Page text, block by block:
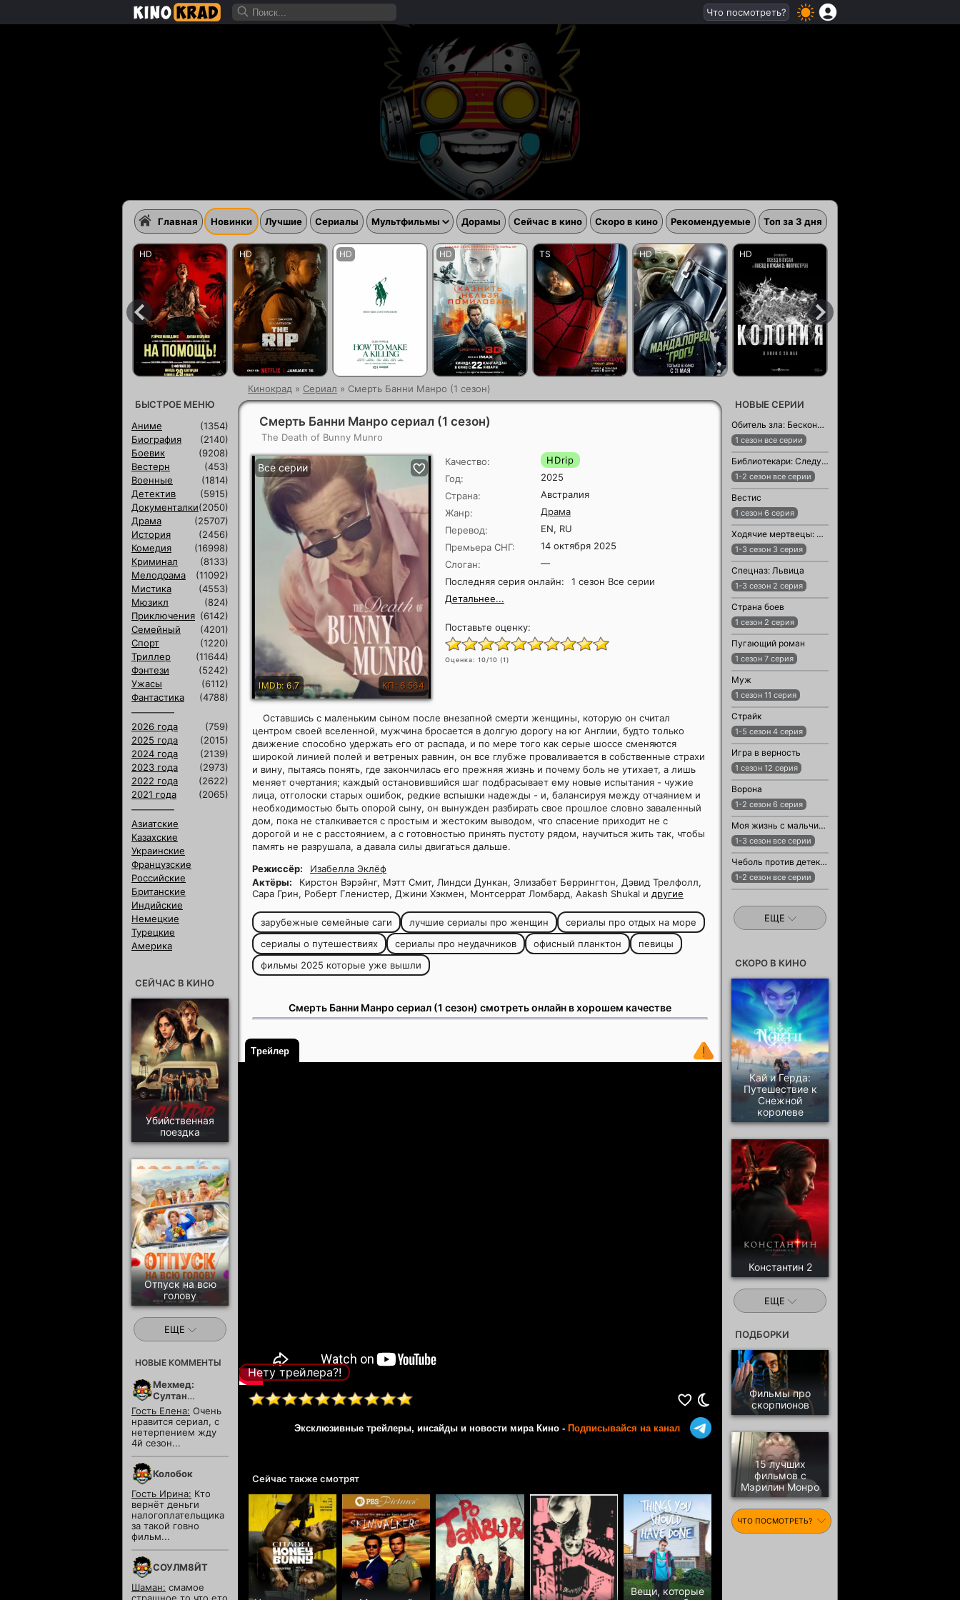
Кинокрад » Сериал » Смерть Банни Манро (1 сезон)
Смерть Банни Манро сериал (1 сезон)
The Death of Bunny Munro
IMDb: 6.7 КП: 6.564
Все серии Качество:
HDrip
Год:
2025
Страна:
Австралия
Жанр:
Драма
Перевод:
EN, RU
Премьера СНГ:
14 октября 2025
Слоган:
—
Последняя серия онлайн:
1 сезон Все серии
Детальнее...
Поставьте оценку:
Оценка: 10/10 (1)
Оставшись с маленьким сыном после внезапной смерти женщины, которую он считал
центром своей вселенной, мужчина бросается в долгую дорогу на юг Англии, будто только
движение способно удержать его от распада, и по мере того как серые шоссе сменяются
широкой линией полей и ветреных равнин, он все глубже проваливается в собственные страхи
и вину, пытаясь понять, где закончилась его прежняя жизнь и почему боль не утихает, а лишь
меняет очертания; каждый остановившийся шаг подбрасывает ему новые испытания - чужие
лица, отголоски старых ошибок, редкие вспышки надежды - и, балансируя между отчаянием и
необходимостью быть опорой сыну, он вынужден разбирать свое прошлое словно заваленный
дом, пока не сталкивается с простым и жестоким выводом, что спасение приходит не с
дорогой и не с расстоянием, а с готовностью принять пустоту рядом, научиться жить так, чтобы
память не разрушала, а давала силы двигаться дальше.
Режиссёр:
Изабелла Эклёф
Актёры:
Кирстон Вэрэйнг, Мэтт Смит, Линдси Дункан, Элизабет Беррингтон, Дэвид Трелфолл,
Сара Грин, Роберт Гленистер, Джини Хэкмен, Монтсеррат Ломбард, Aakash Shukal и другие
зарубежные семейные саги лучшие сериалы про женщин
сериалы про отдых на море
сериалы о путешествиях
сериалы про неудачников офисный планктон
певицы
фильмы 2025 которые уже вышли
Смерть Банни Манро сериал (1 сезон) смотреть онлайн в хорошем качестве
Трейлер
Нету трейлера?!
Эксклюзивные трейлеры, инсайды и новости мира Кино - Подписывайся на канал
Сейчас также смотрят
Вещи, которые
БЫСТРОЕ МЕНЮ
Аниме
(1354)
Биография
(2140)
Боевик
(9208)
Вестерн
(453)
Военные
(1814)
Детектив
(5915)
Документалки(2050)
Драма
(25707)
История
(2456)
Комедия
(16998)
Криминал
(8133)
Мелодрама
(11092)
Мистика
(4553)
Мюзикл
(824)
Приключения (6142)
Семейный
(4201)
Спорт
(1220)
Триллер
(11644)
Фэнтези
(5242)
Ужасы
(6112)
Фантастика
(4788)
2026 года
(759)
2025 года
(2015)
2024 года
(2139)
2023 года
(2973)
2022 года
(2622)
2021 года
(2065)
Азиатские
Казахские
Украинские
Французские
Российские
Британские
Индийские
Немецкие
Турецкие
Америка
СЕЙЧАС В КИНО
Убийственная
поездка
Отпуск на всю
голову
ЕЩЕ
НОВЫЕ КОММЕНТЫ
Мехмед:
Султан
Завоевателей
Гость Елена: Очень
нравится сериал, с
нетерпением жду
4й сезон...
Колобок
Гость Ирина: Кто
вернёт деньги
налогоплательщика
за такой говно
фильм...
СОУЛМ8ЙТ
Шаман: смамое
страшное то что ето
НОВЫЕ СЕРИИ
Обитель зла: Бесконечная тьма
1 сезон все серии
Библиотекари: Следующая глава
1-2 сезон все серии
Вестис
1 сезон 6 серия
Ходячие мертвецы: Мертвый город
1-3 сезон 3 серия
Спецназ: Львица
1-3 сезон 2 серия
Страна боев
1 сезон 2 серия
Пугающий роман
1 сезон 7 серия
Муж
1 сезон 11 серия
Страйк
1-5 сезон 4 серия
Игра в верность
1 сезон 12 серия
Ворона
1-2 сезон 6 серия
Моя жизнь с мальчиками Уолтер
1-3 сезон все серии
Чеболь против детектива
1-2 сезон все серии
ЕЩЕ
СКОРО В КИНО
Кай и Герда:
Путешествие к
Снежной
королеве
Константин 2
ЕЩЕ
ПОДБОРКИ
Фильмы про
скорпионов
15 лучших
фильмов с
Мэрилин Монро
ЧТО ПОСМОТРЕТЬ?
Главная Новинки Лучшие Сериалы Мультфильмы Дорамы Сейчас в кино Скоро в кино Рекомендуемые Топ за 3 дня
Что посмотреть?